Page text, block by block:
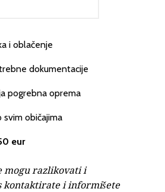
i oblačenje
dokumentacije
pogrebna oprema
običajima
eur
mogu razlikovati i
kontaktirate i informišete